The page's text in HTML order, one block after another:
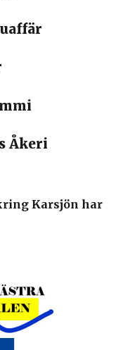
Åkeri
Karsjön har